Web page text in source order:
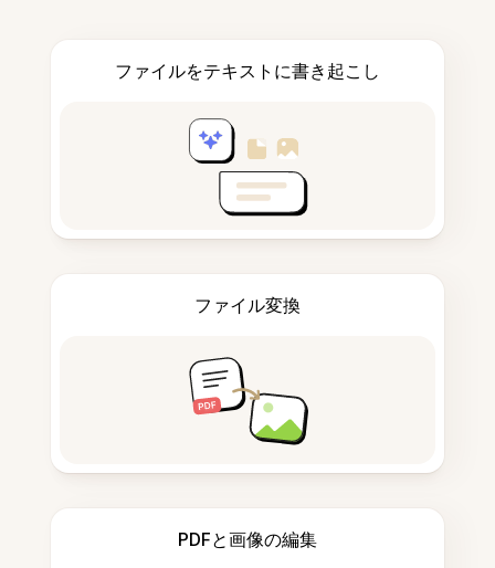
ファイルをテキストに書き起こし
ファイル変換
PDFと画像の編集